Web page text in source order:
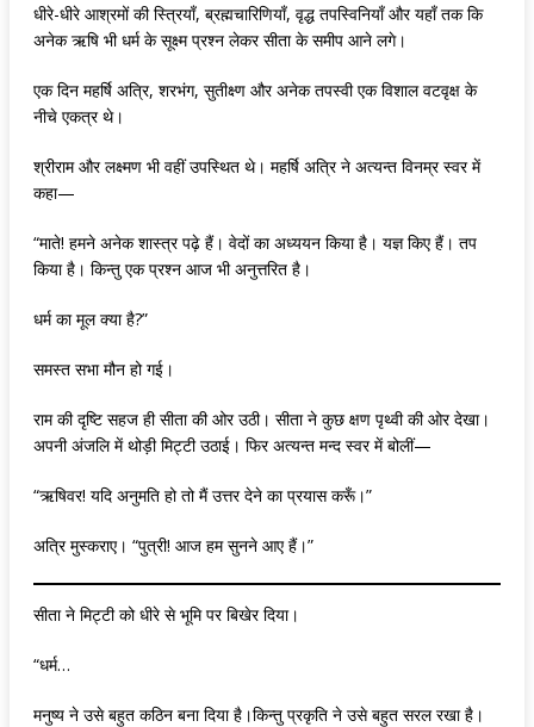
धीरे-धीरे आश्रमों की स्त्रियाँ, ब्रह्मचारिणियाँ, वृद्ध तपस्विनियाँ और यहाँ तक कि
अनेक ऋषि भी धर्म के सूक्ष्म प्रश्न लेकर सीता के समीप आने लगे।
एक दिन महर्षि अत्रि, शरभंग, सुतीक्ष्ण और अनेक तपस्वी एक विशाल वटवृक्ष के
नीचे एकत्र थे।
श्रीराम और लक्ष्मण भी वहीं उपस्थित थे। महर्षि अत्रि ने अत्यन्त विनम्र स्वर में
कहा—
“माते! हमने अनेक शास्त्र पढ़े हैं। वेदों का अध्ययन किया है। यज्ञ किए हैं। तप
किया है। किन्तु एक प्रश्न आज भी अनुत्तरित है।
धर्म का मूल क्या है?”
समस्त सभा मौन हो गई।
राम की दृष्टि सहज ही सीता की ओर उठी। सीता ने कुछ क्षण पृथ्वी की ओर देखा।
अपनी अंजलि में थोड़ी मिट्टी उठाई। फिर अत्यन्त मन्द स्वर में बोलीं—
“ऋषिवर! यदि अनुमति हो तो मैं उत्तर देने का प्रयास करूँ।”
अत्रि मुस्कराए। “पुत्री! आज हम सुनने आए हैं।”
सीता ने मिट्टी को धीरे से भूमि पर बिखेर दिया।
“धर्म…
मनुष्य ने उसे बहुत कठिन बना दिया है।किन्तु प्रकृति ने उसे बहुत सरल रखा है।